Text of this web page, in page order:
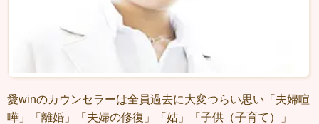
愛winのカウンセラーは全員過去に大変つらい思い「夫婦喧
嘩」「離婚」「夫婦の修復」「姑」「子供（子育て）」